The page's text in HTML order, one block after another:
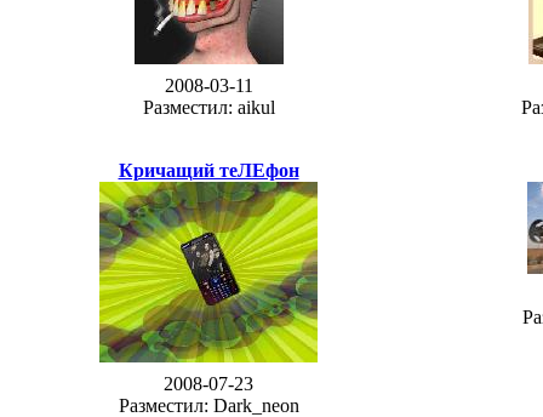
2008-03-11
Разместил: aikul
Кричащий теЛЕфон
2008-07-23
Разместил: Dark_neon